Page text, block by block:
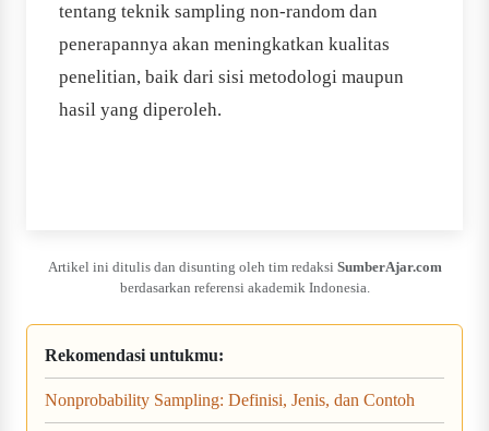
tentang teknik sampling non-random dan
penerapannya akan meningkatkan kualitas
penelitian, baik dari sisi metodologi maupun
hasil yang diperoleh.
Artikel ini ditulis dan disunting oleh tim redaksi SumberAjar.com
berdasarkan referensi akademik Indonesia.
Rekomendasi untukmu:
Nonprobability Sampling: Definisi, Jenis, dan Contoh